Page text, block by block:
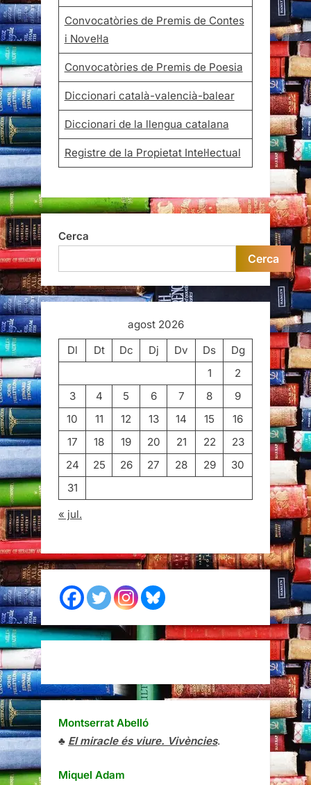
Convocatòries de Premis de Contes
i Novel·la
Convocatòries de Premis de Poesia
Diccionari català-valencià-balear
Diccionari de la llengua catalana
Registre de la Propietat Intel·lectual
Cerca
Cerca
agost 2026
Dl
Dt Dc Dj Dv Ds
Dg
1
2
3
4 5 6 7 8
9
10
11 12 13 14 15
16
17
18 19 20 21 22
23
24
25 26 27 28 29
30
31
« jul.
Montserrat Abelló
♣ El miracle és viure. Vivències.
Miquel Adam